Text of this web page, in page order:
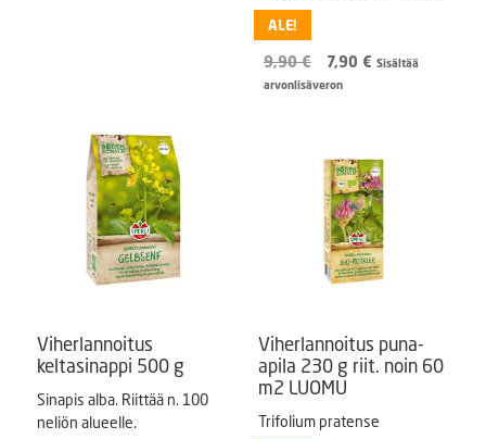
013.
ALE!
9,90€
Alkuperäinen
hinta
7,90 € Nykyinen
Sisältää
arvonlisäveron
Viherlannoitus
keltasinappi 500 g
Sinapis alba. Riittää n. 100
neliön alueelle.
Viherlannoitus puna-
apila 230 g riit. noin 60
m2 LUOMU
Trifolium pratense